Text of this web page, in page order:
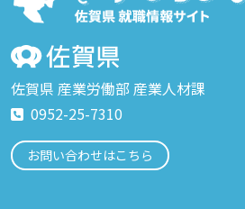
佐賀県 産業労働部 産業人材課
0952-25-7310
お問い合わせはこちら